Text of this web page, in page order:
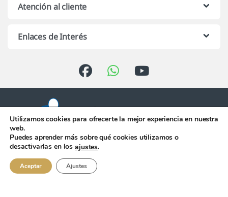
Atención al cliente
Enlaces de Interés
Atención telefónica de 10:00 h.
956 344 058
Utilizamos cookies para ofrecerte la mejor experiencia en nuestra
web.
Puedes aprender más sobre qué cookies utilizamos o
desactivarlas en losajustes.
Aceptar Ajustes